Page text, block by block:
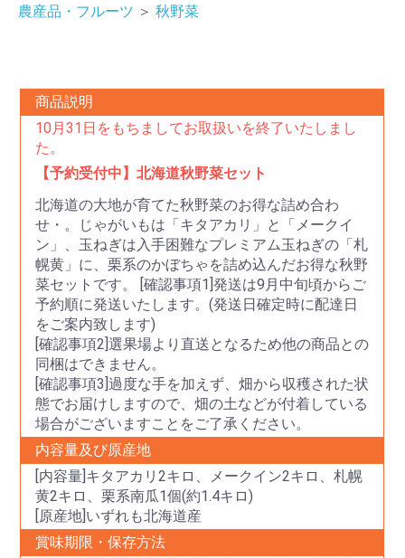
農産品・フルーツ ＞ 秋野菜
商品説明
10月31日をもちましてお取扱いを終了いたしまし
た。
【予約受付中】北海道秋野菜セット
北海道の大地が育てた秋野菜のお得な詰め合わ
せ・。じゃがいもは「キタアカリ」と「メークイ
ン」、玉ねぎは入手困難なプレミアム玉ねぎの「札
幌黄」に、栗系のかぼちゃを詰め込んだお得な秋野
菜セットです。
[確認事項1]発送は9月中旬頃からご
予約順に発送いたします。(発送日確定時に配達日
をご案内致します)
[確認事項2]選果場より直送となるため他の商品との
同梱はできません。
[確認事項3]過度な手を加えず、畑から収穫された状
態でお届けしますので、畑の土などが付着している
場合がございますことをご了承ください。
内容量及び原産地
[内容量]キタアカリ2キロ、メークイン2キロ、札幌
黄2キロ、栗系南瓜1個(約1.4キロ)
[原産地]いずれも北海道産
賞味期限・保存方法